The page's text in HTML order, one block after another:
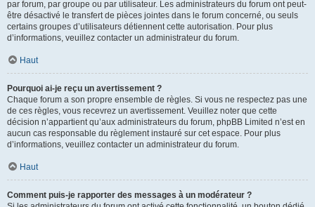
par forum, par groupe ou par utilisateur. Les administrateurs du forum ont peut-
être désactivé le transfert de pièces jointes dans le forum concerné, ou seuls
certains groupes d’utilisateurs détiennent cette autorisation. Pour plus
d’informations, veuillez contacter un administrateur du forum.
Haut
Pourquoi ai-je reçu un avertissement ?
Chaque forum a son propre ensemble de règles. Si vous ne respectez pas une
de ces règles, vous recevrez un avertissement. Veuillez noter que cette
décision n’appartient qu’aux administrateurs du forum, phpBB Limited n’est en
aucun cas responsable du règlement instauré sur cet espace. Pour plus
d’informations, veuillez contacter un administrateur du forum.
Haut
Comment puis-je rapporter des messages à un modérateur ?